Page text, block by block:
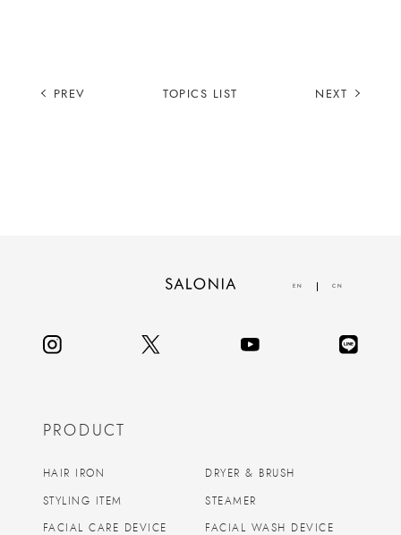
PREV TOPICS LIST NEXT
EN CN
PRODUCT
HAIR IRON DRYER & BRUSH
STYLING ITEM STEAMER
FACIAL CARE DEVICE FACIAL WASH DEVICE